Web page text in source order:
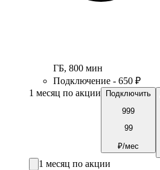
ГБ, 800 мин
Подключение - 650 ₽
1 месяц по акции
Подключить
999
99
₽/мес
1 месяц по акции